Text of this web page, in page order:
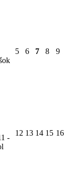
5 6 7 8 9
-
12 13 14 15 16